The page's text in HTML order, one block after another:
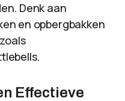
Denk aan
en opbergbakken
Effectieve